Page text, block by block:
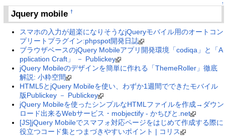
↑
Jquery mobile†
スマホの入力が超楽になりそうなjQueryモバイル用のオートコン
プリートプラグイン:phpspot開発日誌
ブラウザベースのjQuery Mobileアプリ開発環境「codiqa」と「A
pplication Craft」 － Publickey
jQuery Mobileのデザインを簡単に作れる「ThemeRoller」徹底
解説: 小粋空間
HTML5とjQuery Mobileを使い、わずか1週間でできたモバイル
版Publickey － Publickey
jQuery Mobileを使ったシンプルなHTMLファイルを作成→ダウン
ロード出来るWebサービス・mobjectify - かちびと.net
[JS]jQuery Mobileでスマフォ対応ページをはじめて作成する際に
役立つコード集とつまづきやすいポイント | コリス